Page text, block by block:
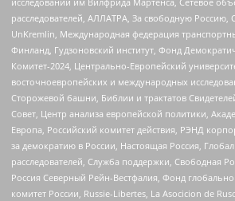
расследователей, АЛЛАТРА, За свободную Россию,
UnKremlin, Международная федерация
Финланд, Гудзоновский институт, Фонд
Комитет-2024, Центрально-Европейский
восточноевропейских и международных
Сторожевой башни, Библии и трактатов
Совет, Центр анализа европейской политики,
Европа, Российский комитет действия, РЭНД
за демократию в России, Настоящая Россия,
расследователей, Служба поддержки, Свободная
Россия Северный Рейн-Вестфалия, Фонд
комитет России, Russie-Libertes, La Asocicion de